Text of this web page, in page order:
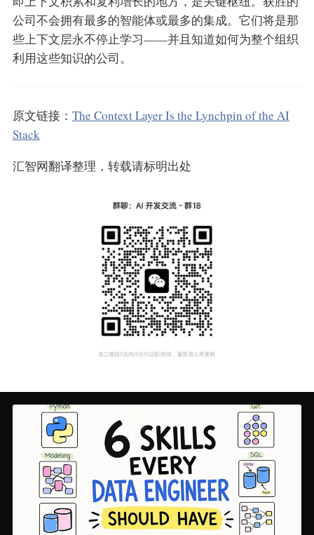
公司不会拥有最多的智能体或最多的集成。它们将是那
些上下文层永不停止学习——并且知道如何为整个组织
利用这些知识的公司。
原文链接： The Context Layer Is the Lynchpin of the AI
Stack
汇智网翻译整理，转载请标明出处